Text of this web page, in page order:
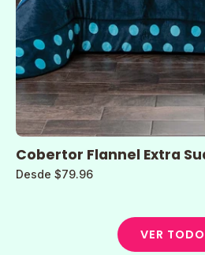
Cobertor Flannel Extra
Desde $79.96
VER